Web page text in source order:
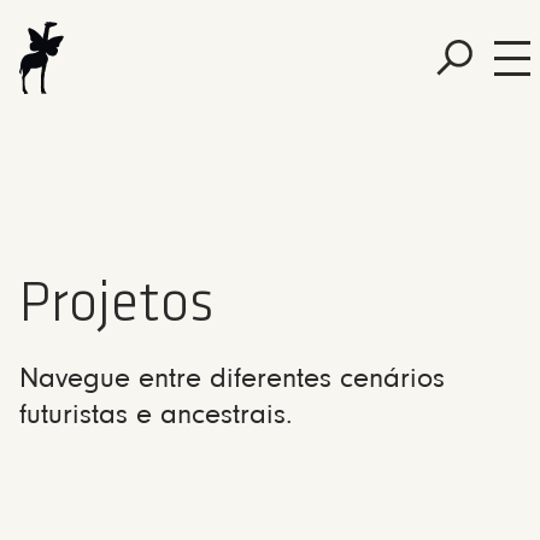
Projetos
Navegue entre diferentes cenários
futuristas e ancestrais.